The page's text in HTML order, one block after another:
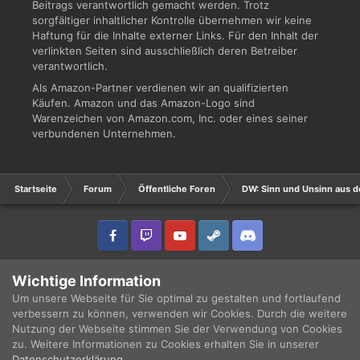
Beitrags verantwortlich gemacht werden. Trotz
sorgfältiger inhaltlicher Kontrolle übernehmen wir keine
Haftung für die Inhalte externer Links. Für den Inhalt der
verlinkten Seiten sind ausschließlich deren Betreiber
verantwortlich.
Als Amazon-Partner verdienen wir an qualifizierten
Käufen. Amazon und das Amazon-Logo sind
Warenzeichen von Amazon.com, Inc. oder eines seiner
verbundenen Unternehmen.
Startseite Forum Öffentliche Foren DW: Sinn und Unsinn aus
Copyright © 2003 - 2021 DRUCKWELLE e.V. -
Powered by Invision Community
Wichtige Information
Um unsere Webseite für Sie optimal zu gestalten und fortlaufend
verbessern zu können, verwenden wir Cookies. Durch die weitere
Nutzung der Webseite stimmen Sie der Verwendung von Cookies
zu. Weitere Informationen zu Cookies erhalten Sie in unserer